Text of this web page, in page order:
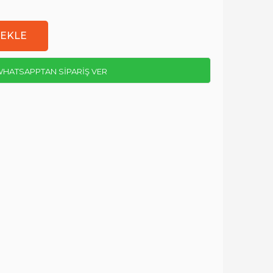
SİPARİŞ VER